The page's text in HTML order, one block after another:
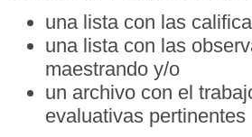
una lista con las
una lista con las
maestrando y/o
un archivo con el
evaluativas pertinentes